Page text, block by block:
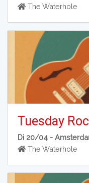
The Waterhole
Tuesday
Di 20/04 -
The Waterhole